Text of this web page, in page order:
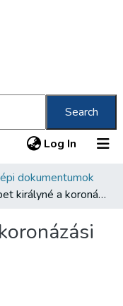
Search
Log In (current)
dokumentumok
[Erzsébet királyné a koronázási díszruhában]